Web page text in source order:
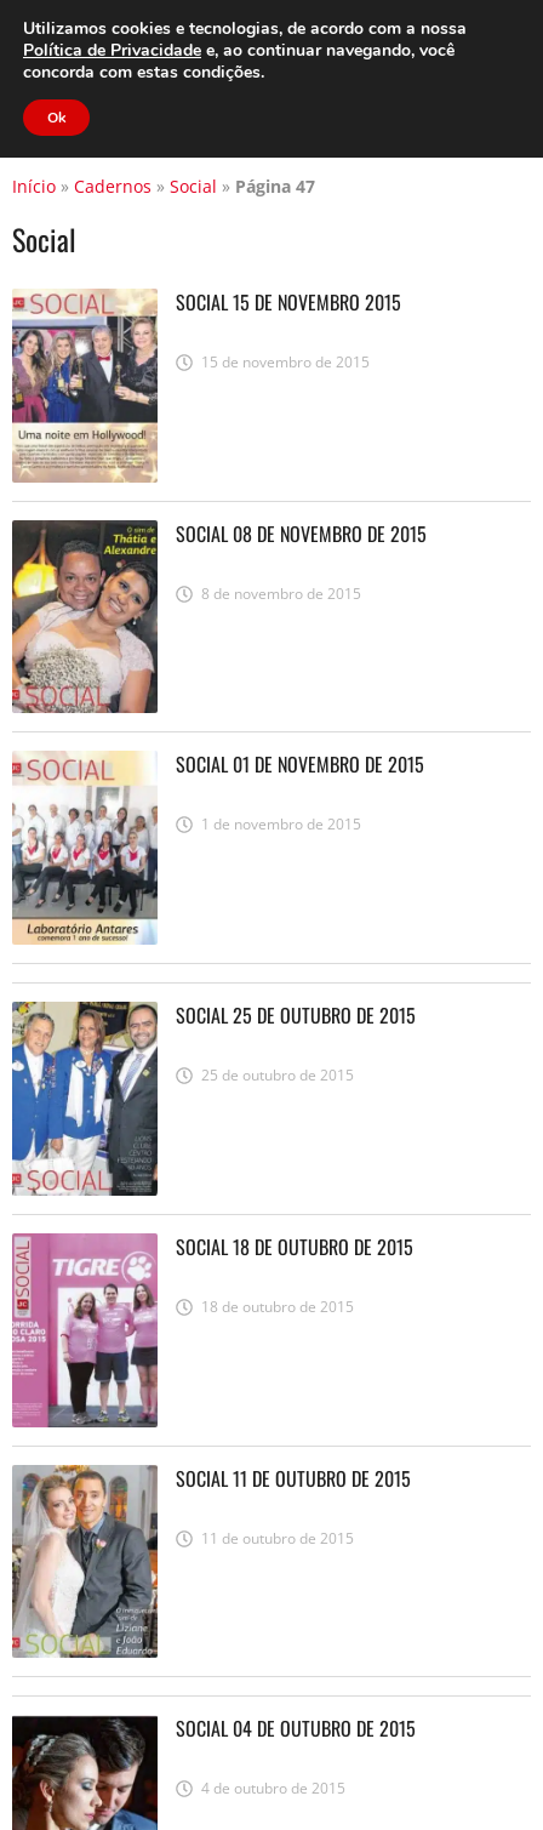
Clube do Assinante Área do Assinante
Início » Cadernos » Social » Página 47
Social
SOCIAL 15 DE NOVEMBRO 2015
15 de novembro de 2015
SOCIAL 08 DE NOVEMBRO DE 2015
8 de novembro de 2015
SOCIAL 01 DE NOVEMBRO DE 2015
1 de novembro de 2015
SOCIAL 25 DE OUTUBRO DE 2015
25 de outubro de 2015
SOCIAL 18 DE OUTUBRO DE 2015
18 de outubro de 2015
SOCIAL 11 DE OUTUBRO DE 2015
11 de outubro de 2015
SOCIAL 04 DE OUTUBRO DE 2015
4 de outubro de 2015
Utilizamos cookies e tecnologias, de acordo com a nossa
Política de Privacidade e, ao continuar navegando, você
concorda com estas condições.
Ok